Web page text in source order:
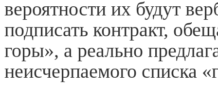
вероятности их будут
подписать контракт,
горы», а реально
неисчерпаемого списка